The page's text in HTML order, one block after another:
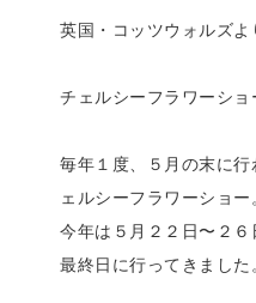
英国・コッツウォルズよ
チェルシーフラワーショ
毎年１度、５月の末に
ェルシーフラワーショー
今年は５月２２日〜２
最終日に行ってきました